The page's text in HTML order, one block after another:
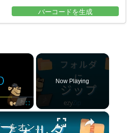
バーコードを生成
×
Now Playing
×
フォルダーをオンラインで ZIP に圧縮する方法 (簡易ガイド)